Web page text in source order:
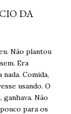
DA
Não plantou
Era
Comida,
usando. O
Não
para os